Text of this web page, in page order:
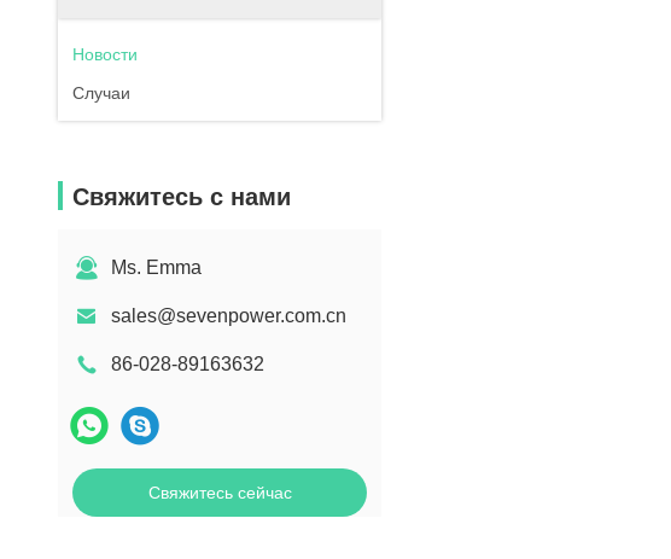
Новости
Случаи
Свяжитесь с нами
Ms. Emma
sales@sevenpower.com.cn
86-028-89163632
Свяжитесь сейчас